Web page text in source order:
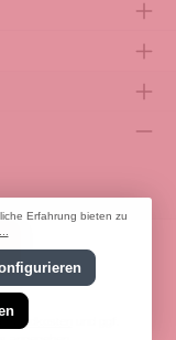
Versandkosten
Erfahrung bieten zu